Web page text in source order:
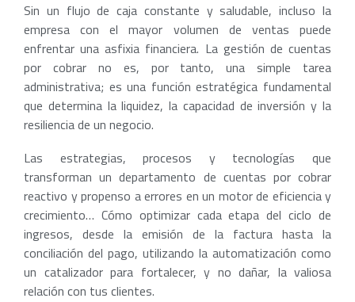
Sin un flujo de caja constante y saludable, incluso la
empresa con el mayor volumen de ventas puede
enfrentar una asfixia financiera. La gestión de cuentas
por cobrar no es, por tanto, una simple tarea
administrativa; es una función estratégica fundamental
que determina la liquidez, la capacidad de inversión y la
resiliencia de un negocio.
Las estrategias, procesos y tecnologías que
transforman un departamento de cuentas por cobrar
reactivo y propenso a errores en un motor de eficiencia y
crecimiento… Cómo optimizar cada etapa del ciclo de
ingresos, desde la emisión de la factura hasta la
conciliación del pago, utilizando la automatización como
un catalizador para fortalecer, y no dañar, la valiosa
relación con tus clientes.